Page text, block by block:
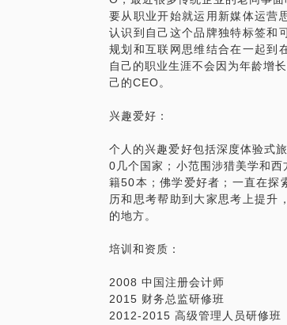
要从职业开始就运用新媒体运营
认识到自己这个品牌独特标签和
规划和互联网思维结合在一起到
自己的职业生涯不会因为年龄增
己的CEO。
兴趣爱好：
个人的兴趣爱好包括深度体验式
0几个国家；小范围涉猎美学和
籍50本；佛学爱好者；一直在探
历和思考帮助到大家思考上提升
的地方。
培训和资质：
2008 中国注册会计师
2015 财务总监研修班
2012-2015 高级管理人员研修班